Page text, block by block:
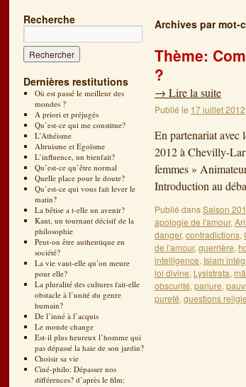
Recherche
Dernières restitutions
Où est passé le meilleur des
mondes ?
A priori et préjugés
Qu’est-ce qui me constitue?
L’Athéisme
Altruisme et Egoïsme
L’influence, un bienfait?
Qu’est-ce qu’être normal
Quelle place pour le doute?
Qu’est-ce qui vous fait lever le
matin?
La bêtise a t-elle un avenir?
Kant, un tournant décisif de la
philosophie
Peut-on être authentique en
société?
La vie vaut-elle qu’on meure
pour elle?
La pluralité des cultures fait-elle
obstacle à l’unité du genre
humain?
De l’inné à l’acquis
Le monde change
Est-il plus heureux l’homme qui
pas dépassé la haie de son jardin?
Choisir sa vie
Ciné-philo: Dépasser nos
différences? d’après le film:
Archives par mot-
Thème:
?
→ Lire la suite
Publié le 17 juillet 2012
En partenariat
2012 à Chevilly-
femmes »
Introduction au
Publié dansSaison
apologie de l'amour,
danger, contradictions,
de l'amour, guerrière,
intelligence, Islam
loi divine, Lysistrata,
obscurité, parjure,
pureté, questions